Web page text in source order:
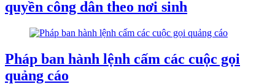
quyền công dân theo nơi sinh
Pháp ban hành lệnh cấm các cuộc gọi
quảng cáo